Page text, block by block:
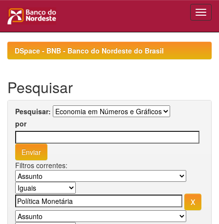
navigationDSpace - BNB - Banco do Nordeste do Brasil
Pesquisar
Pesquisar:
por
Filtros correntes: